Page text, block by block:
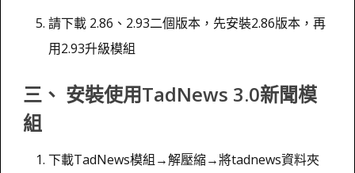
請下載 2.86、2.93二個版本，先安裝2.86版本，再
用2.93升級模組
三、 安裝使用TadNews 3.0新聞模
組
下載TadNews模組→解壓縮→將tadnews資料夾